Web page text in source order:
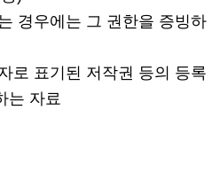
경우에는 그 권한을 증빙하
로 표기된 저작권 등의 등록
는 자료